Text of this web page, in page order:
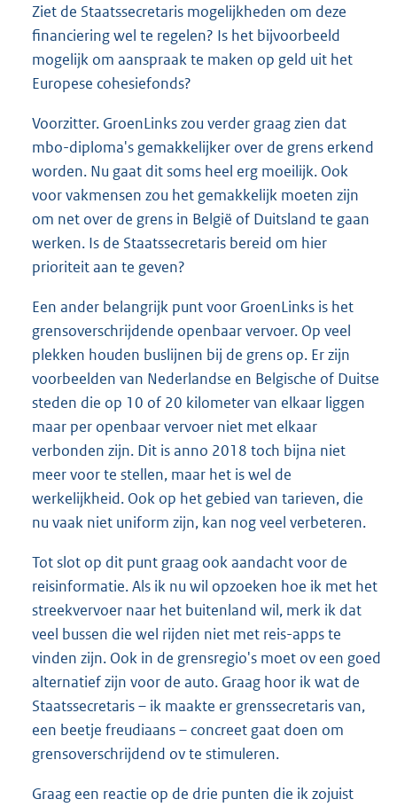
Ziet de Staatssecretaris mogelijkheden om deze
financiering wel te regelen? Is het bijvoorbeeld
mogelijk om aanspraak te maken op geld uit het
Europese cohesiefonds?
Voorzitter. GroenLinks zou verder graag zien dat
mbo-diploma's gemakkelijker over de grens erkend
worden. Nu gaat dit soms heel erg moeilijk. Ook
voor vakmensen zou het gemakkelijk moeten zijn
om net over de grens in België of Duitsland te gaan
werken. Is de Staatssecretaris bereid om hier
prioriteit aan te geven?
Een ander belangrijk punt voor GroenLinks is het
grensoverschrijdende openbaar vervoer. Op veel
plekken houden buslijnen bij de grens op. Er zijn
voorbeelden van Nederlandse en Belgische of Duitse
steden die op 10 of 20 kilometer van elkaar liggen
maar per openbaar vervoer niet met elkaar
verbonden zijn. Dit is anno 2018 toch bijna niet
meer voor te stellen, maar het is wel de
werkelijkheid. Ook op het gebied van tarieven, die
nu vaak niet uniform zijn, kan nog veel verbeteren.
Tot slot op dit punt graag ook aandacht voor de
reisinformatie. Als ik nu wil opzoeken hoe ik met het
streekvervoer naar het buitenland wil, merk ik dat
veel bussen die wel rijden niet met reis-apps te
vinden zijn. Ook in de grensregio's moet ov een goed
alternatief zijn voor de auto. Graag hoor ik wat de
Staatssecretaris – ik maakte er grenssecretaris van,
een beetje freudiaans – concreet gaat doen om
grensoverschrijdend ov te stimuleren.
Graag een reactie op de drie punten die ik zojuist